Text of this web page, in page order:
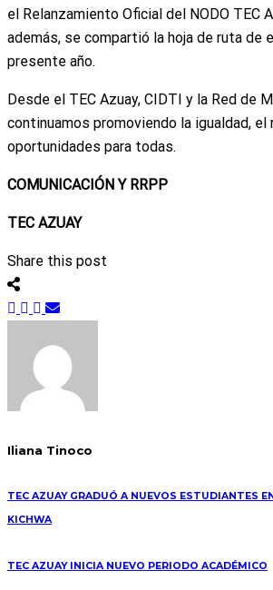
el Relanzamiento Oficial del NODO TEC
además, se compartió la hoja de ruta de
presente año.
Desde el TEC Azuay, CIDTI y la Red de
continuamos promoviendo la igualdad,
oportunidades para todas.
COMUNICACIÓN Y RRPP
TEC AZUAY
Share this post
Iliana Tinoco
TEC AZUAY GRADUÓ A NUEVOS ESTUDIANTES
KICHWA
TEC AZUAY INICIA NUEVO PERIODO ACADÉMICO